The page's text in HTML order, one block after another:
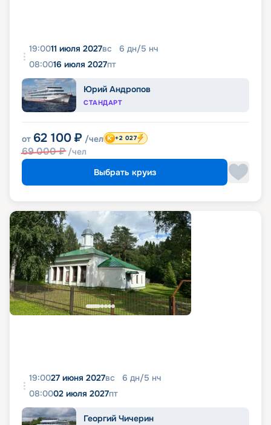
19:0011 июля 2027вс 6 дн/5 нч
08:0016 июля 2027пт
Юрий Андропов
СТАНДАРТ
от 62 100 ₽ /чел
69 000₽ /чел
+2 027
Выбрать круиз
19:0027 июня 2027вс 6 дн/5 нч
08:0002 июля 2027пт
Георгий Чичерин